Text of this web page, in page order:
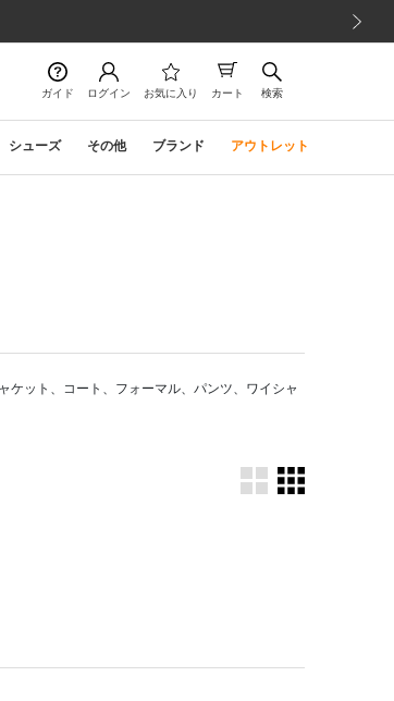
ガイド ログイン お気に入り カート 検索
シューズ その他 ブランド アウトレット
ケット、コート、フォーマル、パンツ、ワイシャ